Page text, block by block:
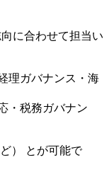
に合わせて担当い
理ガバナンス・海
・税務ガバナン
） とが可能で